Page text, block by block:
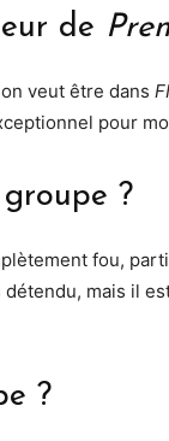
de
veut être dans
pour
?
fou,
mais il
?